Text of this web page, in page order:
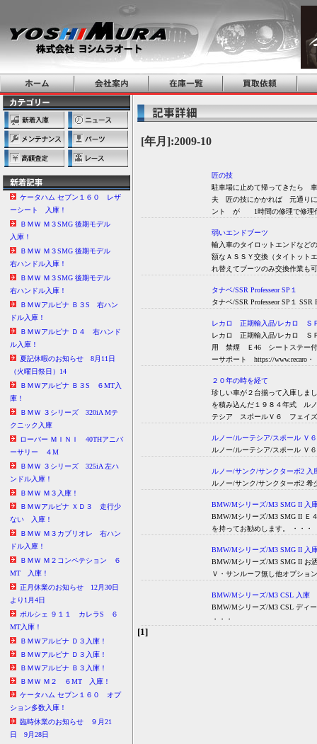
ケータハム セブン１６０ レザ
ーシート 入庫！
ＢＭＷ Ｍ３SMG 後期モデル
入庫！
ＢＭＷ Ｍ３SMG 後期モデル
右ハンドル入庫！
ＢＭＷ Ｍ３SMG 後期モデル
右ハンドル入庫！
ＢＭＷアルピナ Ｂ３S 右ハン
ドル入庫！
ＢＭＷアルピナ Ｄ４ 右ハンド
ル入庫！
夏記休暇のお知らせ 8月11日
（火曜日祭日）14
ＢＭＷアルピナ Ｂ３S ６MT入
庫！
ＢＭＷ ３シリーズ 320iA Mテ
クニック入庫
ローバー ＭＩＮＩ 40THアニバ
ーサリー ４M
ＢＭＷ ３シリーズ 325iA 左ハ
ンドル入庫！
ＢＭＷ Ｍ３入庫！
ＢＭＷアルピナ ＸＤ３ 走行少
ない 入庫！
ＢＭＷ Ｍ３カブリオレ 右ハン
ドル入庫！
ＢＭＷ Ｍ２コンペテション ６
MT 入庫！
正月休業のお知らせ 12月30日
より1月4日
ポルシェ ９１１ カレラS ６
MT入庫！
ＢＭＷアルピナ Ｄ３入庫！
ＢＭＷアルピナ Ｄ３入庫！
ＢＭＷアルピナ Ｂ３入庫！
ＢＭＷ Ｍ２ ６MT 入庫！
ケータハム セブン１６０ オプ
ション多数入庫！
臨時休業のお知らせ ９月21
日 9月28日
[年月]:2009-10
匠の技
駐車場に止めて帰ってきたら
夫 匠の技にかかれば 元通り
ント が 1時間の修理で修理
弱いエンドブーツ
輸入車のタイロットエンドなど
額なＡＳＳＹ交換（タイトット
れ替えてブーツ
タナベ/SSR Professeor SP１
タナベ/SSR Professeor SP１ SSR
レカロ 正期輸入品/レカロ Ｓ
レカロ 正期輸入品/レカロ Ｓ
用 禁煙 Ｅ46 シートステー付
ーサポート https://www.recaro・
２０年の時を経て
珍しい車が２台揃って入庫し
を積み込んだ１９８４年
テシア スポールＶ６ フェ
ルノー/ルーテシア/スポール Ｖ
ルノー/ルーテシア/スポール Ｖ
ルノー/サンク/サンクターボ2 入
ルノー/サンク/サンクターボ2 希
BMW/Mシリーズ/M3 SMG II 入
BMW/Mシリーズ/M3 SMG II Ｅ
を持ってお勧めします。 ・・・
BMW/Mシリーズ/M3 SMG II 入
BMW/Mシリーズ/M3 SMG II お
Ｖ・サンルーフ無し他オプショ
BMW/Mシリーズ/M3 CSL 入庫
BMW/Mシリーズ/M3 CSL ディ
・・・
[1]